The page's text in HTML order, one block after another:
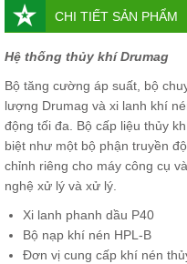
CHI TIẾT SẢN PHẨM
Hệ thống thủy khí Drumag
Bộ tăng cường áp suất, bộ
lượng Drumag và xi lanh khí
động tối đa. Bộ cấp liệu thủy
biệt như một bộ phận truyền
chỉnh riêng cho máy công cụ
nghệ xử lý và xử lý.
Xi lanh phanh dầu P40
Bộ nạp khí nén HPL-B
Đơn vị cung cấp khí nén